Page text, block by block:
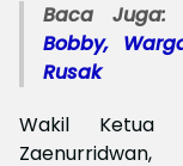
Baca Juga:
Bobby,
Rusak
Wakil Ketua